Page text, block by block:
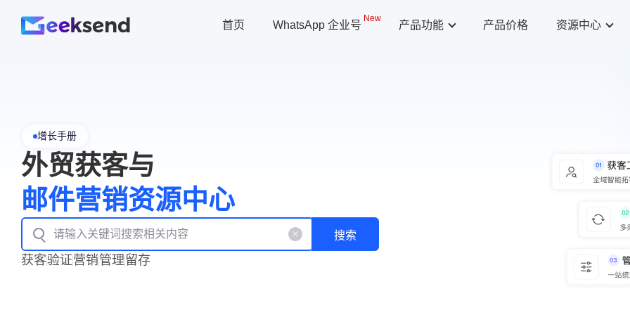
首页 WhatsApp 企业号
New
产品功能 产品价格 资源中心
增长手册
外贸获客与
邮件营销资源中心
搜索
获客验证营销管理留存